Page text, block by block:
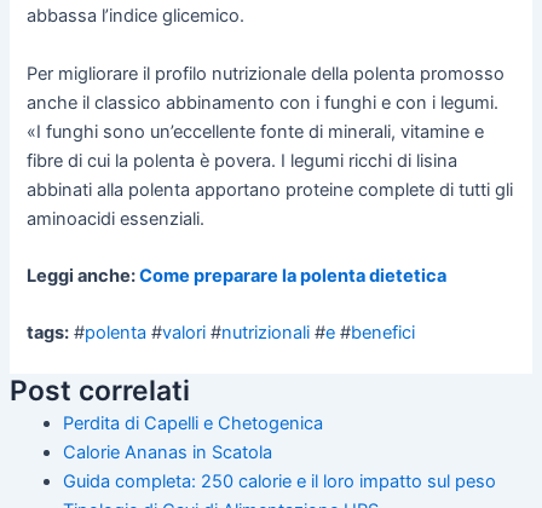
abbassa l’indice glicemico.
Per migliorare il profilo nutrizionale della polenta promosso
anche il classico abbinamento con i funghi e con i legumi.
«I funghi sono un’eccellente fonte di minerali, vitamine e
fibre di cui la polenta è povera. I legumi ricchi di lisina
abbinati alla polenta apportano proteine complete di tutti gli
aminoacidi essenziali.
Leggi anche:Come preparare la polenta dietetica
tags: #polenta #valori #nutrizionali #e #benefici
Post correlati
Perdita di Capelli e Chetogenica
Calorie Ananas in Scatola
Guida completa: 250 calorie e il loro impatto sul peso